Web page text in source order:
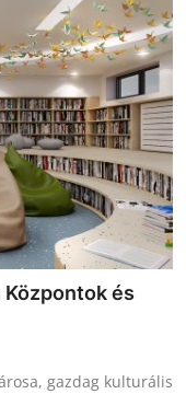
és
gazdag kulturális